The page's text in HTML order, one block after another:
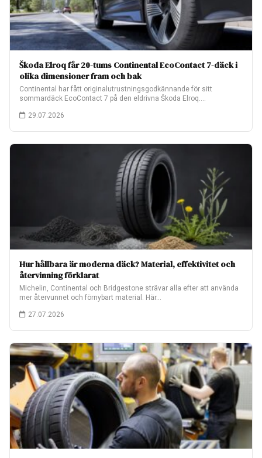
Škoda Elroq får 20-tums Continental EcoContact 7-däck i
olika dimensioner fram och bak
Continental har fått originalutrustningsgodkännande för sitt
sommardäck EcoContact 7 på den eldrivna Škoda Elroq.
29.07.2026
Hur hållbara är moderna däck? Material, effektivitet och
återvinning förklarat
Michelin, Continental och Bridgestone strävar alla efter att använda
mer återvunnet och förnybart material. Här…
27.07.2026